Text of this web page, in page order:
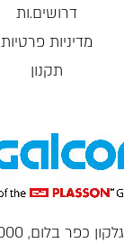
דרושים.ות
מדיניות פרטיות
תקנון
גלקון כפר בלום, 1215000